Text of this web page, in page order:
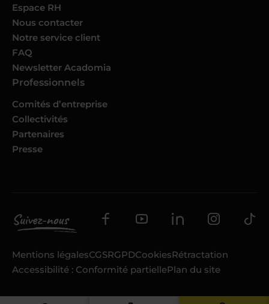
Espace RH
Nous contacter
Notre service client
FAQ
Newsletter Acadomia
Professionnels
Comités d’entreprise
Collectivités
Partenaires
Presse
Mentions légalesCGSRGPDCookiesRétractation
Accessibilité : Conformité partiellePlan du site